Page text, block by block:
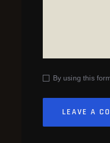
By using this